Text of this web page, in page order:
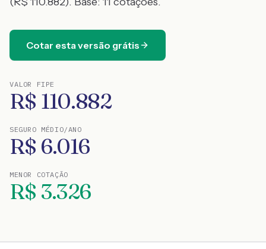
Cotar esta versão grátis
VALOR FIPE
R$ 110.882
SEGURO MÉDIO/ANO
R$ 6.016
MENOR COTAÇÃO
R$ 3.326